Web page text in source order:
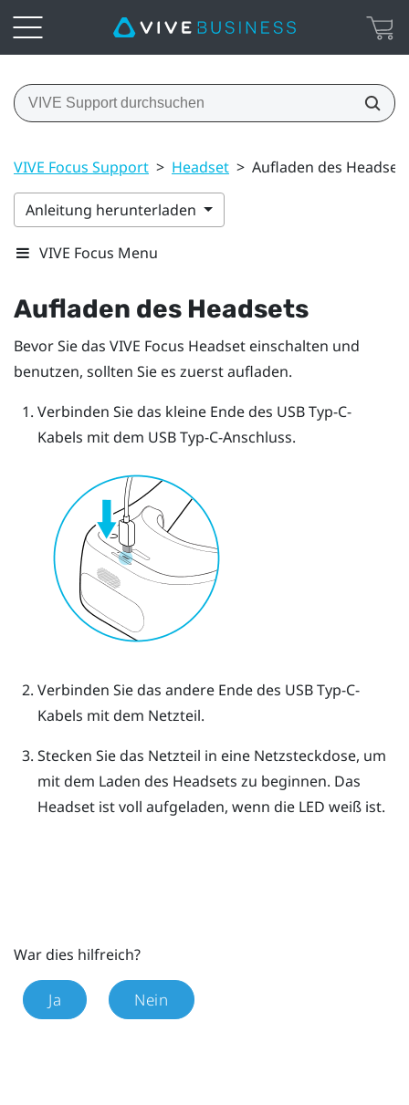
VIVE Focus Support > Headset > Aufladen des
Anleitung herunterladen
VIVE Focus Menu
Aufladen des Headsets
Bevor Sie das VIVE Focus Headset einschalten und
benutzen, sollten Sie es zuerst aufladen.
Verbinden Sie das kleine Ende des USB Typ-C-
Kabels mit dem USB Typ-C-Anschluss.
Verbinden Sie das andere Ende des USB Typ-C-
Kabels mit dem Netzteil.
Stecken Sie das Netzteil in eine Netzsteckdose, um
mit dem Laden des Headsets zu beginnen. Das
Headset ist voll aufgeladen, wenn die LED weiß ist.
War dies hilfreich?
Ja Nein